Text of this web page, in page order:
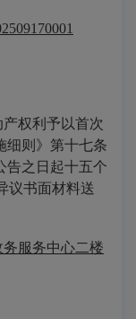
509170001
权利予以首次
细则》第十七条
告之日起十五个
议书面材料送
务服务中心二楼